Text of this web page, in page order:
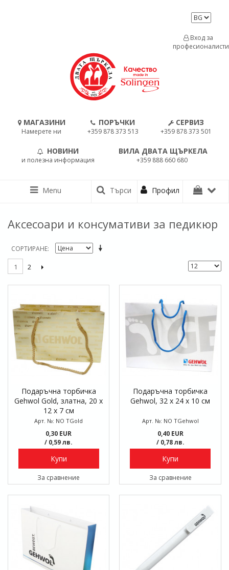
МАГАЗИНИ
Намерете ни
ПОРЪЧКИ
+359 878 373 513
СЕРВИЗ
+359 878 373 501
НОВИНИ
и полезна информация
ВИЛА ДВАТА ЩЪРКЕЛА
+359 888 660 680
Вход за
професионалисти
Menu Търси Профил
Аксесоари и консумативи за педикюр
СОРТИРАНЕ
1 2
Подаръчна торбичка
Gehwol Gold, златна, 20 x
12 x 7 см
Арт. №: NO TGold
0,30 EUR
/ 0,59 лв.
Купи
За сравнение
Подаръчна торбичка
Gehwol, 32 x 24 x 10 см
Арт. №: NO TGehwol
0,40 EUR
/ 0,78 лв.
Купи
За сравнение